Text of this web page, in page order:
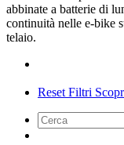
abbinate a batterie di
continuità nelle e-bike
telaio.
Reset Filtri